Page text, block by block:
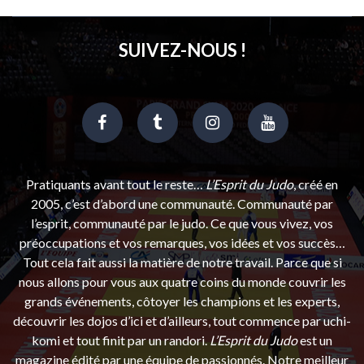
SUIVEZ-NOUS !
Pratiquants avant tout le reste…L’Esprit du Judo, créé en
2005, c’est d’abord une communauté. Communauté par
l’esprit, communauté par le judo. Ce que vous vivez, vos
préoccupations et vos remarques, vos idées et vos succès…
Tout cela fait aussi la matière de notre travail. Parce que si
nous allons pour vous aux quatre coins du monde couvrir les
grands événements, côtoyer les champions et les experts,
découvrir les dojos d’ici et d’ailleurs, tout commence par uchi-
komi et tout finit par un randori.L’Esprit du Judoest un
magazine édité par une équipe de passionnés. Notre meilleur